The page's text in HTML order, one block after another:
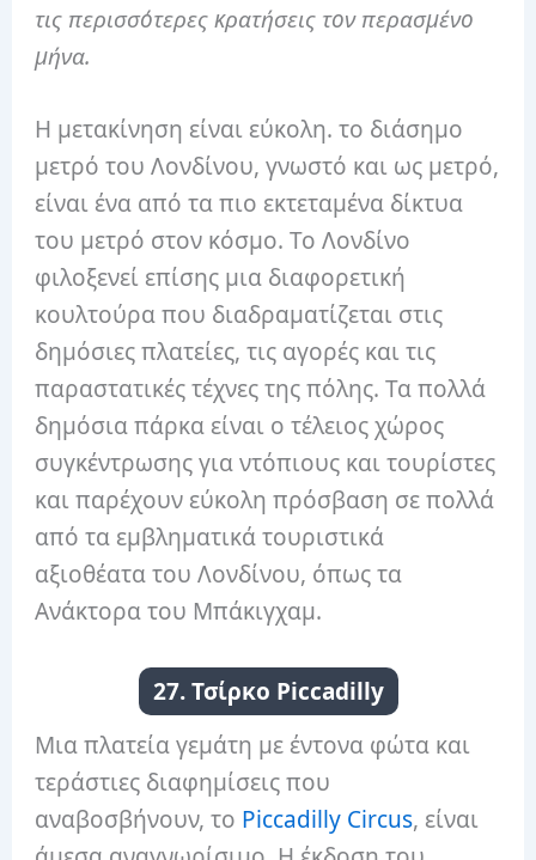
τις περισσότερες κρατήσεις τον περασμένο
μήνα.
Η μετακίνηση είναι εύκολη. το διάσημο
μετρό του Λονδίνου, γνωστό και ως μετρό,
είναι ένα από τα πιο εκτεταμένα δίκτυα
του μετρό στον κόσμο. Το Λονδίνο
φιλοξενεί επίσης μια διαφορετική
κουλτούρα που διαδραματίζεται στις
δημόσιες πλατείες, τις αγορές και τις
παραστατικές τέχνες της πόλης. Τα πολλά
δημόσια πάρκα είναι ο τέλειος χώρος
συγκέντρωσης για ντόπιους και τουρίστες
και παρέχουν εύκολη πρόσβαση σε πολλά
από τα εμβληματικά τουριστικά
αξιοθέατα του Λονδίνου, όπως τα
Ανάκτορα του Μπάκιγχαμ.
27. Τσίρκο Piccadilly
Μια πλατεία γεμάτη με έντονα φώτα και
τεράστιες διαφημίσεις που
αναβοσβήνουν, το Piccadilly Circus, είναι